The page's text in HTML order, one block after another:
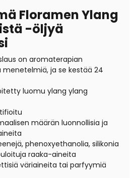
Floramen Ylang
-öljyä
on aromaterapian
ja se kestää 24
luomu ylang ylang
määrän luonnollisia ja
phenoxyethanolia, silikonia
raaka-aineita
väriaineita tai parfyymiä